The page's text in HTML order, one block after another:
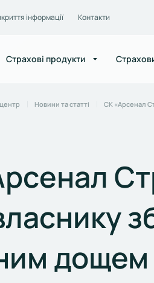
інформації Контакти
Страхові продукти
Новини та статті СК «Арсенал
дощем